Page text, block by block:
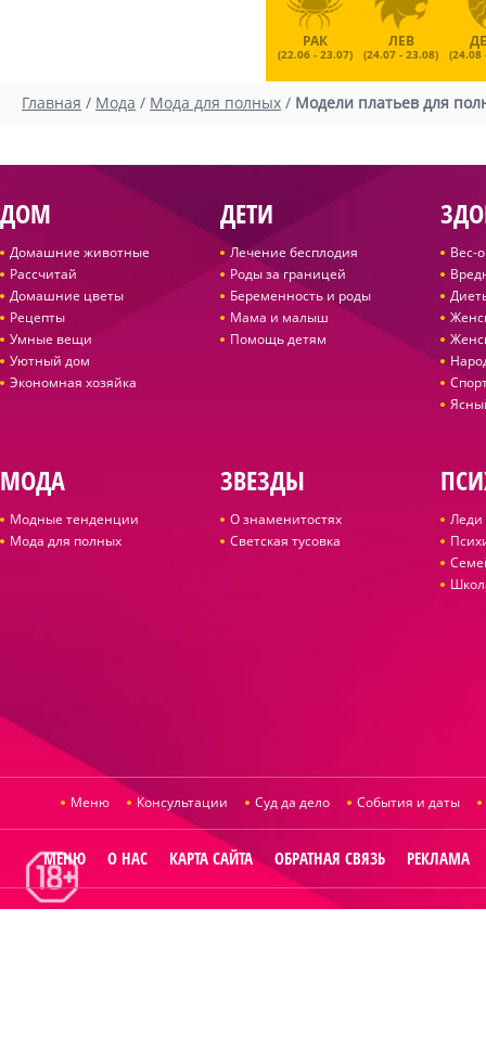
РАК
(22.06 - 23.07)
ЛЕВ
(24.07 - 23.08) (24.08
Главная / Мода / Мода для полных / Модели платьев для
ДОМ
Домашние животные
Рассчитай
Домашние цветы
Рецепты
Умные вещи
Уютный дом
Экономная хозяйка
ДЕТИ
Лечение бесплодия
Роды за границей
Беременность и роды
Мама и малыш
Помощь детям
Вес-
МОДА
Модные тенденции
Мода для полных
ЗВЕЗДЫ
О знаменитостях
Светская тусовка
Леди
Меню Консультации Суд да дело События и даты
МЕНЮ О НАС КАРТА САЙТА ОБРАТНАЯ СВЯЗЬ РЕКЛАМА